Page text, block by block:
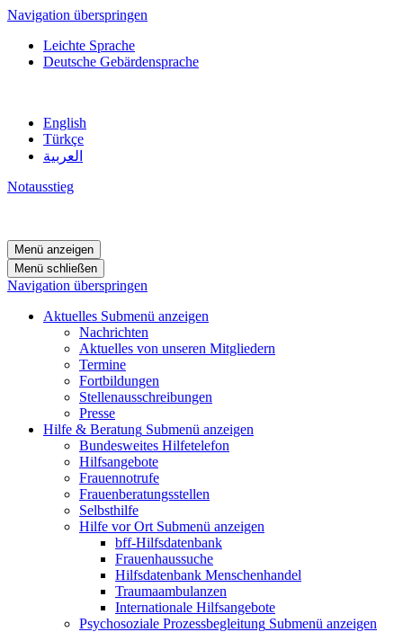
Navigation überspringen
Leichte Sprache
Deutsche Gebärdensprache
English
Türkçe
العربية
Notausstieg
Menü anzeigen
Menü schließen
Navigation überspringen
Aktuelles Submenü anzeigen
Nachrichten
Aktuelles von unseren Mitgliedern
Termine
Fortbildungen
Stellenausschreibungen
Presse
Hilfe & Beratung Submenü anzeigen
Bundesweites Hilfetelefon
Hilfsangebote
Frauennotrufe
Frauenberatungsstellen
Selbsthilfe
Hilfe vor Ort Submenü anzeigen
bff-Hilfsdatenbank
Frauenhaussuche
Hilfsdatenbank Menschenhandel
Traumaambulanzen
Internationale Hilfsangebote
Psychosoziale Prozessbegleitung Submenü anzeigen